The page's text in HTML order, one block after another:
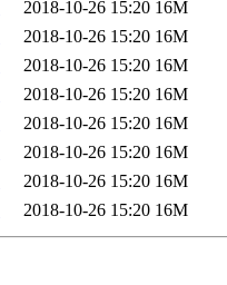
2018-10-26 15:20 16M
2018-10-26 15:20 16M
2018-10-26 15:20 16M
2018-10-26 15:20 16M
2018-10-26 15:20 16M
2018-10-26 15:20 16M
2018-10-26 15:20 16M
2018-10-26 15:20 16M